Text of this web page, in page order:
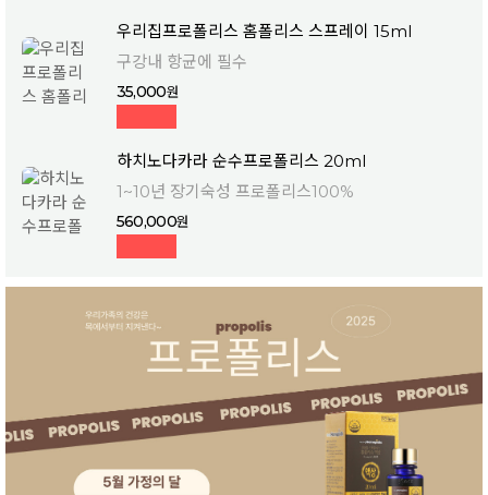
우리집프로폴리스 홈폴리스 스프레이 15ml
구강내 항균에 필수
35,000
하치노다카라 순수프로폴리스 20ml
1~10년 장기숙성 프로폴리스100%
560,000